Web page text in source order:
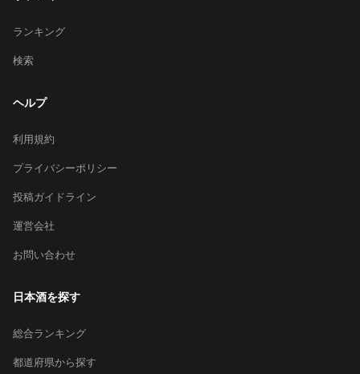
ランキング
検索
ヘルプ
利用規約
プライバシーポリシー
投稿ガイドライン
運営会社
お問い合わせ
日本酒を探す
総合ランキング
都道府県から探す